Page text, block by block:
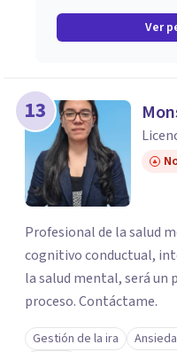
Ver
13
Profesional de la salud
cognitivo conductual,
la salud mental, será un
proceso. Contáctame.
Gestión de la ira